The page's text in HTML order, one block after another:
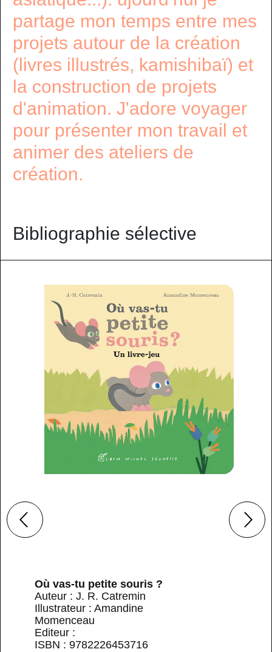
partage mon temps entre mes
projets autour de la création
(livres illustrés, kamishibaï) et
la construction de projets
d'animation. J'adore voyager
pour présenter mon travail et
animer des ateliers de
création.
Bibliographie sélective
Où vas-tu petite souris ?
Auteur : J. R. Catremin
Illustrateur : Amandine
Momenceau
Editeur :
ISBN : 9782226453716